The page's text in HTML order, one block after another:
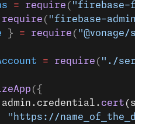
= require ( "firebase-
require ( "firebase-admin"
} = require ( "@vonage/
= require ( "./
({
cert
"https://